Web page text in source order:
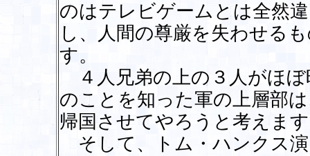
のはテレビゲームとは全然
し、人間の尊厳を失わせる
す。
４人兄弟の上の３人がほ
のことを知った軍の上層部
帰国させてやろうと考えま
そして、トム・ハンクス